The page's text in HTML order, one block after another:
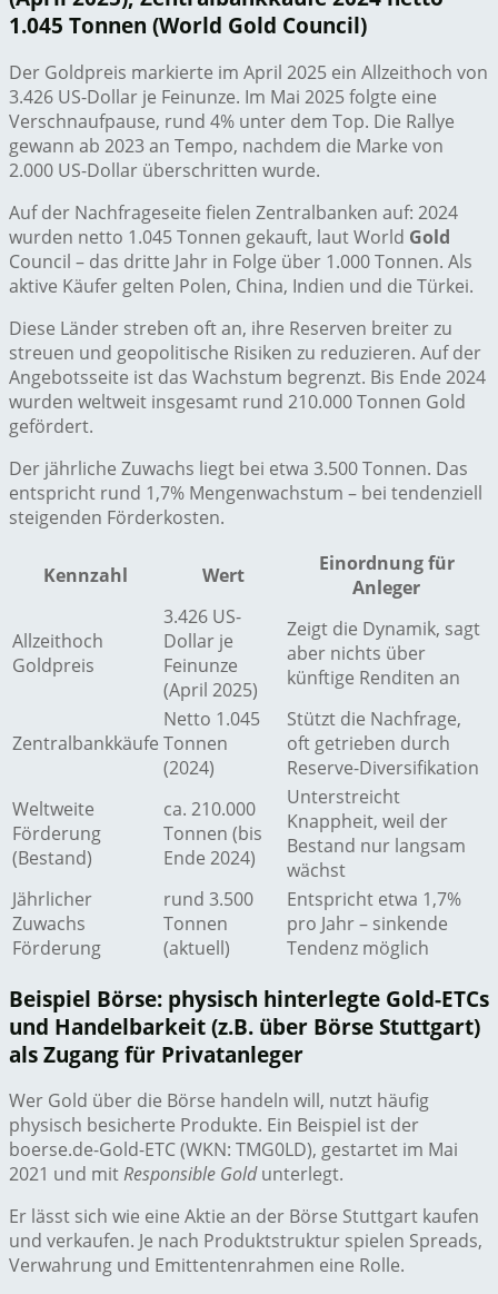
1.045 Tonnen (World Gold Council)
Der Goldpreis markierte im April 2025 ein Allzeithoch von
3.426 US-Dollar je Feinunze. Im Mai 2025 folgte eine
Verschnaufpause, rund 4% unter dem Top. Die Rallye
gewann ab 2023 an Tempo, nachdem die Marke von
2.000 US-Dollar überschritten wurde.
Auf der Nachfrageseite fielen Zentralbanken auf: 2024
wurden netto 1.045 Tonnen gekauft, laut World Gold
Council – das dritte Jahr in Folge über 1.000 Tonnen. Als
aktive Käufer gelten Polen, China, Indien und die Türkei.
Diese Länder streben oft an, ihre Reserven breiter zu
streuen und geopolitische Risiken zu reduzieren. Auf der
Angebotsseite ist das Wachstum begrenzt. Bis Ende 2024
wurden weltweit insgesamt rund 210.000 Tonnen Gold
gefördert.
Der jährliche Zuwachs liegt bei etwa 3.500 Tonnen. Das
entspricht rund 1,7% Mengenwachstum – bei tendenziell
steigenden Förderkosten.
Kennzahl Wert
Einordnung für
Anleger
Allzeithoch
Goldpreis
3.426 US-
Dollar je
Feinunze
(April 2025)
Zeigt die Dynamik, sagt
aber nichts über
künftige Renditen an
Zentralbankkäufe
Netto 1.045
Tonnen
(2024)
Stützt die Nachfrage,
oft getrieben durch
Reserve-Diversifikation
Weltweite
Förderung
(Bestand)
ca. 210.000
Tonnen (bis
Ende 2024)
Unterstreicht
Knappheit, weil der
Bestand nur langsam
wächst
Jährlicher
Zuwachs
Förderung
rund 3.500
Tonnen
(aktuell)
Entspricht etwa 1,7%
pro Jahr – sinkende
Tendenz möglich
Beispiel Börse: physisch hinterlegte Gold-ETCs
und Handelbarkeit (z.B. über Börse Stuttgart)
als Zugang für Privatanleger
Wer Gold über die Börse handeln will, nutzt häufig
physisch besicherte Produkte. Ein Beispiel ist der
boerse.de-Gold-ETC (WKN: TMG0LD), gestartet im Mai
2021 und mitResponsible Goldunterlegt.
Er lässt sich wie eine Aktie an der Börse Stuttgart kaufen
und verkaufen. Je nach Produktstruktur spielen Spreads,
Verwahrung und Emittentenrahmen eine Rolle.